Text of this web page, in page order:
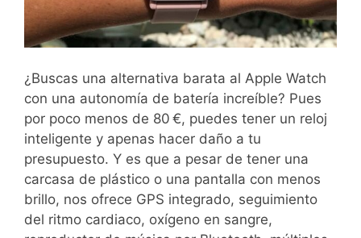
¿Buscas una alternativa barata al Apple Watch
con una autonomía de batería increíble? Pues
por poco menos de 80 €, puedes tener un reloj
inteligente y apenas hacer daño a tu
presupuesto. Y es que a pesar de tener una
carcasa de plástico o una pantalla con menos
brillo, nos ofrece GPS integrado, seguimiento
del ritmo cardiaco, oxígeno en sangre,